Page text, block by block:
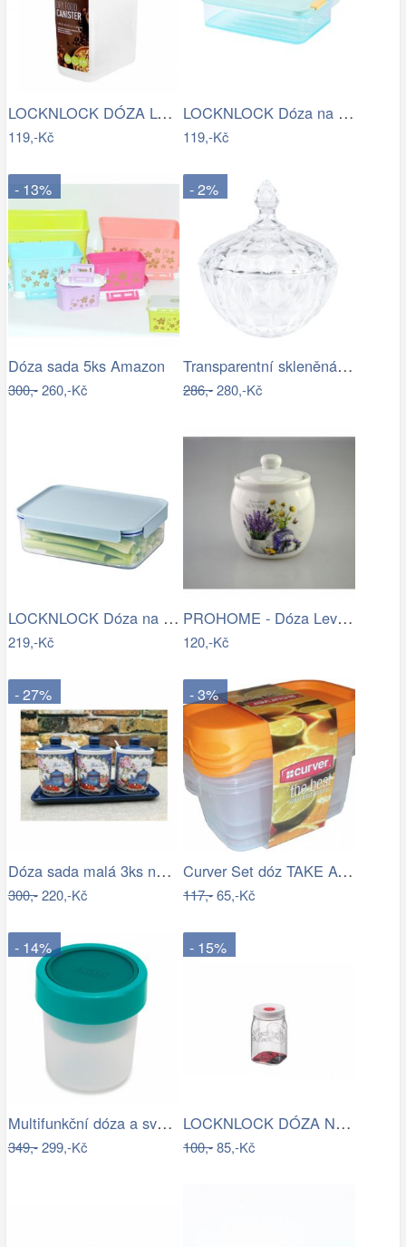
LOCKNLOCK DÓZA LOCK NA SUCHÉ POTRAVINY,…
119,-Kč
LOCKNLOCK Dóza na potraviny LOCK 1050ml…
119,-Kč
- 13%
Dóza sada 5ks Amazon
300,-260,-Kč
- 2%
Transparentní skleněná miska dóza na…
286,-280,-Kč
LOCKNLOCK Dóza na potraviny LOCK 2800ml…
219,-Kč
PROHOME - Dóza Levandule
120,-Kč
- 27%
Dóza sada malá 3ks na tácku FRESH TEA
300,-220,-Kč
- 3%
Curver Set dóz TAKE AWAY FOODK 3x0,5L -…
117,-65,-Kč
- 14%
Multifunkční dóza a svačinu Joseph…
349,-299,-Kč
- 15%
LOCKNLOCK DÓZA NA POTRAVINY LOCK S…
100,-85,-Kč